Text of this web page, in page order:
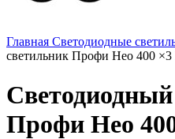
Главная Светодиодные
светильник Профи Нео 400 ×3
Профи Нео